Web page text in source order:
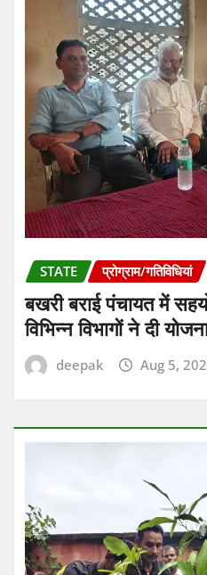
STATE प्रोग्राम/गतिविधियां
बखरी बराई पंचायत में
विभिन्न विभागों ने दी
deepak Aug 5,